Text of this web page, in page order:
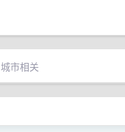
城市相关